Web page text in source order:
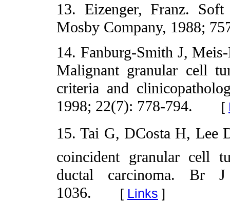
13. Eizenger, Franz.
Mosby Company, 1988;
14. Fanburg-Smith J,
Malignant granular cell
criteria and
1998; 22(7): 778-794. [
15. Tai G, DCosta H, Lee
coincident granular cell
ductal carcinoma. Br
1036. [ Links ]